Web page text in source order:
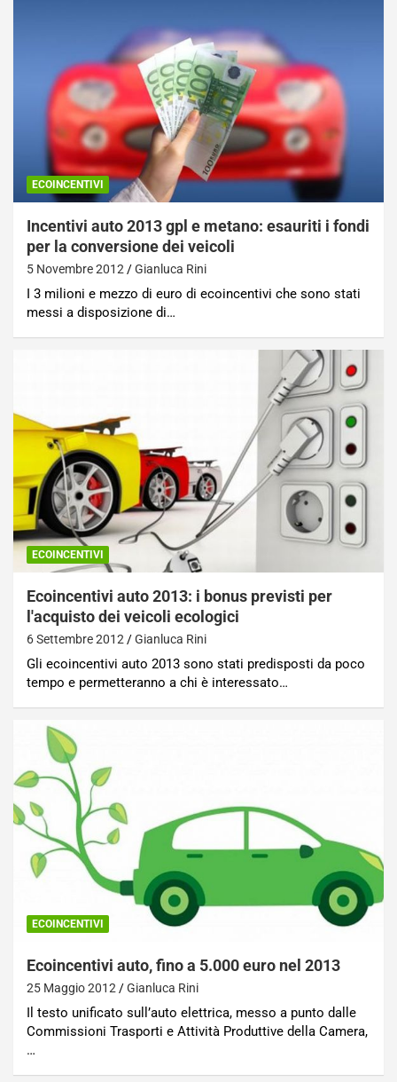
ECOINCENTIVI
Incentivi auto 2013 gpl e metano: esauriti i fondi
per la conversione dei veicoli
5 Novembre 2012 Gianluca Rini
I 3 milioni e mezzo di euro di ecoincentivi che sono stati
messi a disposizione di…
ECOINCENTIVI
Ecoincentivi auto 2013: i bonus previsti per
l'acquisto dei veicoli ecologici
6 Settembre 2012 Gianluca Rini
Gli ecoincentivi auto 2013 sono stati predisposti da poco
tempo e permetteranno a chi è interessato…
ECOINCENTIVI
Ecoincentivi auto, fino a 5.000 euro nel 2013
25 Maggio 2012 Gianluca Rini
Il testo unificato sull’auto elettrica, messo a punto dalle
Commissioni Trasporti e Attività Produttive della Camera,
…